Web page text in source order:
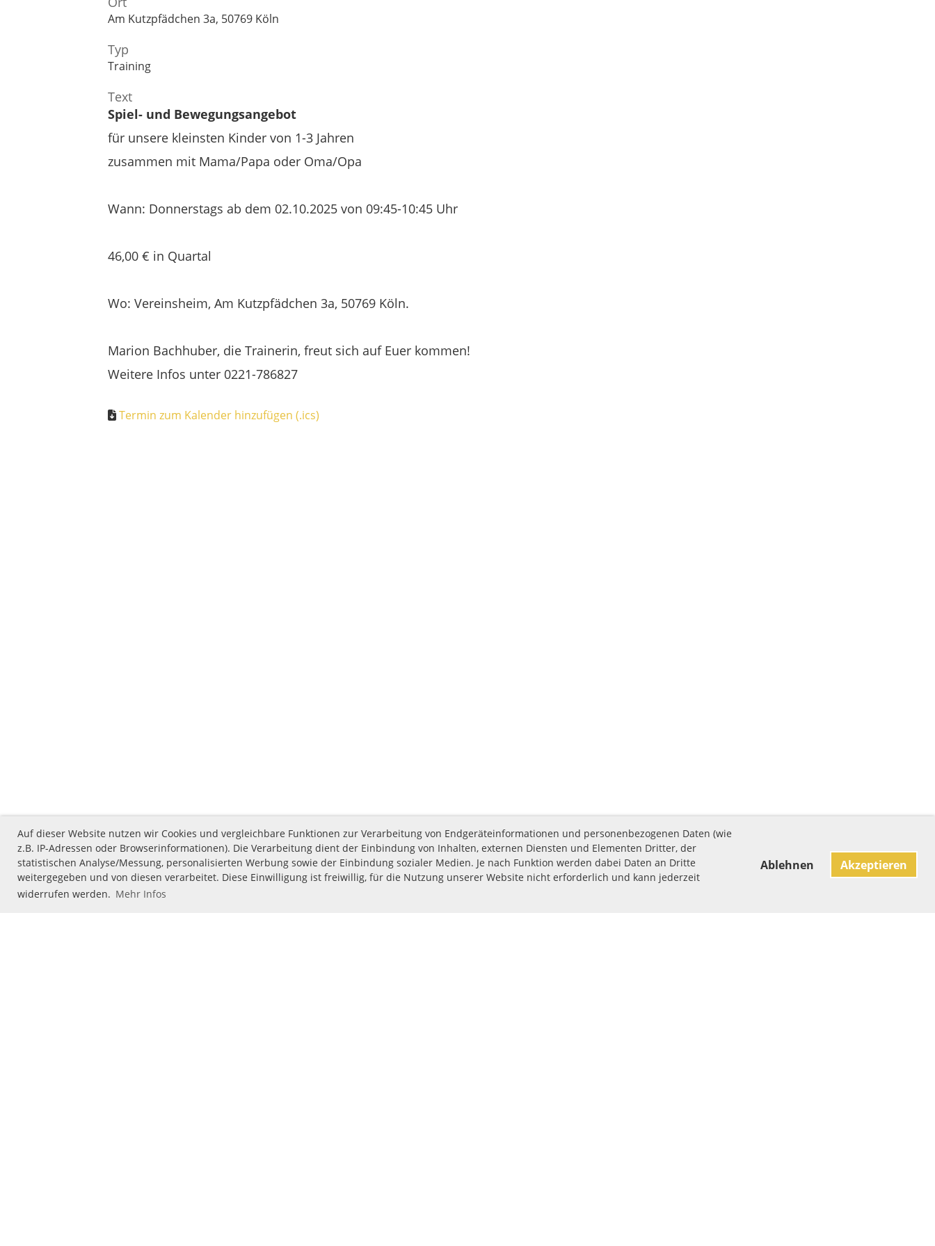
Auf dieser Website nutzen wir Cookies und vergleichbare Funktionen zur Verarbeitung von Endgeräteinformationen und personenbezogenen Daten (wie
z.B. IP-Adressen oder Browserinformationen). Die Verarbeitung dient der Einbindung von Inhalten, externen Diensten und Elementen Dritter, der
statistischen Analyse/Messung, personalisierten Werbung sowie der Einbindung sozialer Medien. Je nach Funktion werden dabei Daten an Dritte
weitergegeben und von diesen verarbeitet. Diese Einwilligung ist freiwillig, für die Nutzung unserer Website nicht erforderlich und kann jederzeit
widerrufen werden. Mehr Infos
Ablehnen Akzeptieren
Am Kutzpfädchen 3a, 50769 Köln
Typ
Training
Text
Spiel- und Bewegungsangebot
für unsere kleinsten Kinder von 1-3 Jahren
zusammen mit Mama/Papa oder Oma/Opa
Wann: Donnerstags ab dem 02.10.2025 von 09:45-10:45 Uhr
46,00 € in Quartal
Wo: Vereinsheim, Am Kutzpfädchen 3a, 50769 Köln.
Marion Bachhuber, die Trainerin, freut sich auf Euer kommen!
Weitere Infos unter 0221-786827
Termin zum Kalender hinzufügen (.ics)